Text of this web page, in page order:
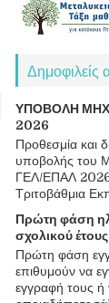
Δημοφιλείς
ΥΠΟΒΟΛΗ
2026
Προθεσμία και
υποβολής του
ΓΕΛ/ΕΠΑΛ 2026
Τριτοβάθμια
Πρώτη φάση
σχολικού
Πρώτη φάση
επιθυμούν να
εγγραφή τους ή